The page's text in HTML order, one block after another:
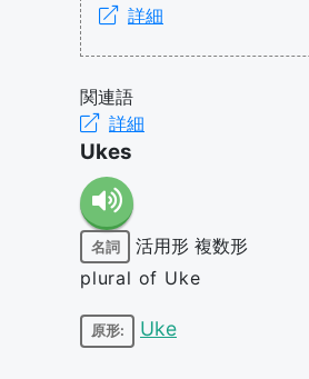
詳細
関連語
詳細
Ukes
名詞 活用形 複数形
plural of Uke
原形: Uke